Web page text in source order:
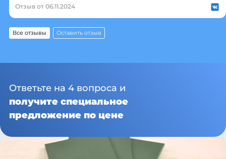
Отзыв от 06.11.2024
Все отзывы Оставить отзыв
Ответьте на 4 вопроса и
получите специальное
предложение по цене